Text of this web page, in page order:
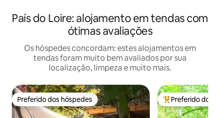
País do Loire: alojamento em tendas com
ótimas avaliações
Os hóspedes concordam: estes alojamentos em
tendas foram muito bem avaliados por sua
localização, limpeza e muito mais.
Preferido dos hóspedes
Preferido dos hóspedes Entre os
Preferido dos